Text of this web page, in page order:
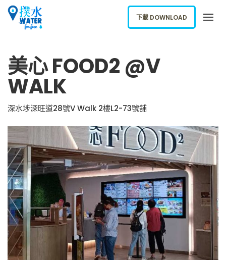
下載應用
報告新飲水機
ENGLISH
下載 DOWNLOAD
美心 FOOD2 @V
WALK
深水埗深旺道28號V Walk 2樓L2-73號舖
下載 DOWNLOAD